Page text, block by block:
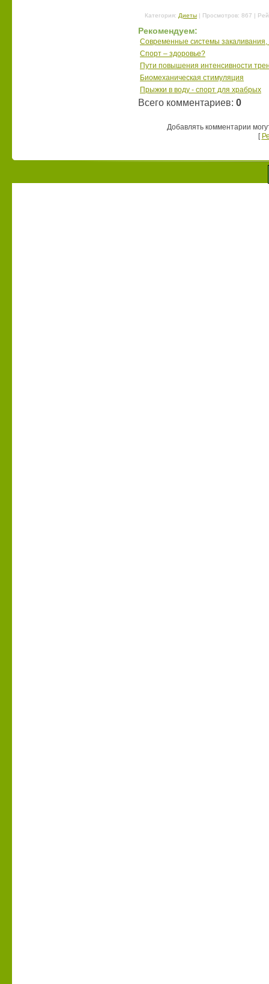
Категория: Диеты | Просмотров: 867 |
Рекомендуем:
Современные системы
Спорт – здоровье?
Пути повышения интенсивности
Биомеханическая стимуляция
Прыжки в воду - спорт для храбрых
Всего комментариев: 0
Добавлять комментарии
[